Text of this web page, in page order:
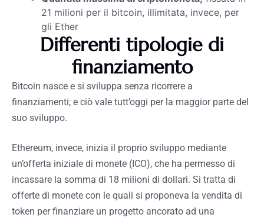
21 milioni per il bitcoin, illimitata, invece, per
gli Ether
Differenti tipologie di
finanziamento
Bitcoin nasce e si sviluppa senza ricorrere a
finanziamenti; e ciò vale tutt’oggi per la maggior parte del
suo sviluppo.
Ethereum, invece, inizia il proprio sviluppo mediante
un’offerta iniziale di monete (ICO), che ha permesso di
incassare la somma di 18 milioni di dollari. Si tratta di
offerte di monete con le quali si proponeva la vendita di
token per finanziare un progetto ancorato ad una